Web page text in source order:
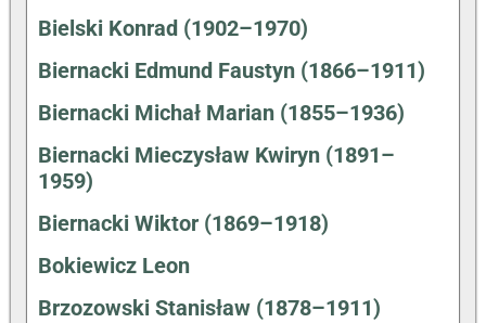
Bielski Konrad (1902–1970)
Biernacki Edmund Faustyn (1866–1911)
Biernacki Michał Marian (1855–1936)
Biernacki Mieczysław Kwiryn (1891–
1959)
Biernacki Wiktor (1869–1918)
Bokiewicz Leon
Brzozowski Stanisław (1878–1911)